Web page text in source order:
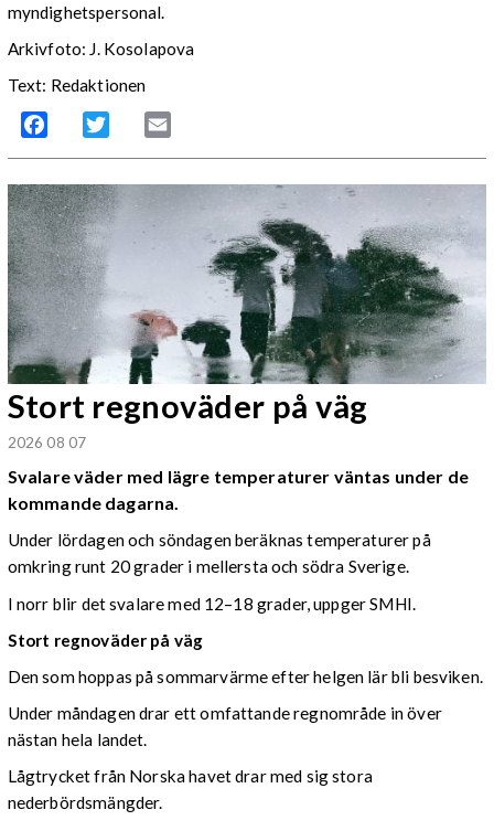
myndighetspersonal.
Arkivfoto: J. Kosolapova
Text: Redaktionen
Facebook Twitter
Stort regnoväder på väg
2026 08 07
Svalare väder med lägre temperaturer väntas under de
kommande dagarna.
Under lördagen och söndagen beräknas temperaturer på
omkring runt 20 grader i mellersta och södra Sverige.
I norr blir det svalare med 12–18 grader, uppger SMHI.
Stort regnoväder på väg
Den som hoppas på sommarvärme efter helgen lär bli besviken.
Under måndagen drar ett omfattande regnområde in över
nästan hela landet.
Lågtrycket från Norska havet drar med sig stora
nederbördsmängder.